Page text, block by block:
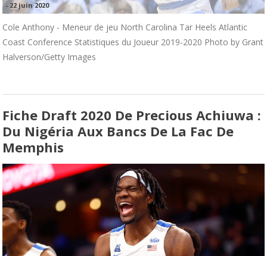
- 22 juin 2020
Cole Anthony - Meneur de jeu North Carolina Tar Heels Atlantic
Coast Conference Statistiques du Joueur 2019-2020 Photo by Grant
Halverson/Getty Images
Fiche Draft 2020 De Precious Achiuwa :
Du Nigéria Aux Bancs De La Fac De
Memphis